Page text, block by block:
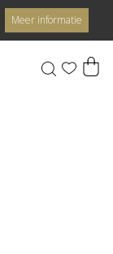
Meer informatie
0